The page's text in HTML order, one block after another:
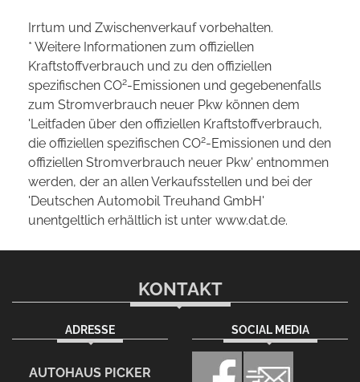
Irrtum und Zwischenverkauf vorbehalten.
* Weitere Informationen zum offiziellen
Kraftstoffverbrauch und zu den offiziellen
spezifischen CO2-Emissionen und gegebenenfalls
zum Stromverbrauch neuer Pkw können dem
'Leitfaden über den offiziellen Kraftstoffverbrauch,
die offiziellen spezifischen CO2-Emissionen und den
offiziellen Stromverbrauch neuer Pkw' entnommen
werden, der an allen Verkaufsstellen und bei der
'Deutschen Automobil Treuhand GmbH'
unentgeltlich erhältlich ist unter www.dat.de.
KONTAKT
ADRESSE
AUTOHAUS PICKER
SOCIAL MEDIA